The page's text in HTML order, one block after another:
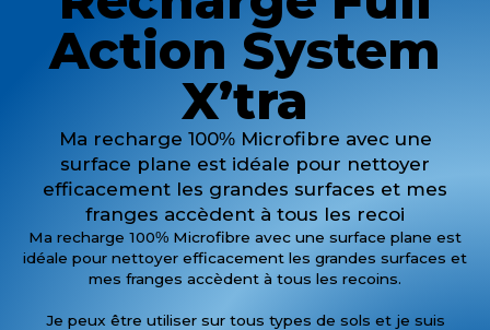
Action System
X’tra
Ma recharge 100% Microfibre avec une
surface plane est idéale pour nettoyer
efficacement les grandes surfaces et mes
franges accèdent à tous les recoi
Ma recharge 100% Microfibre avec une surface plane est
idéale pour nettoyer efficacement les grandes surfaces et
mes franges accèdent à tous les recoins.
Je peux être utiliser sur tous types de sols et je suis